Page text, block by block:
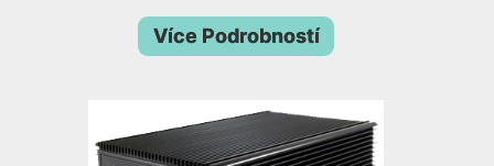
Více Podrobností